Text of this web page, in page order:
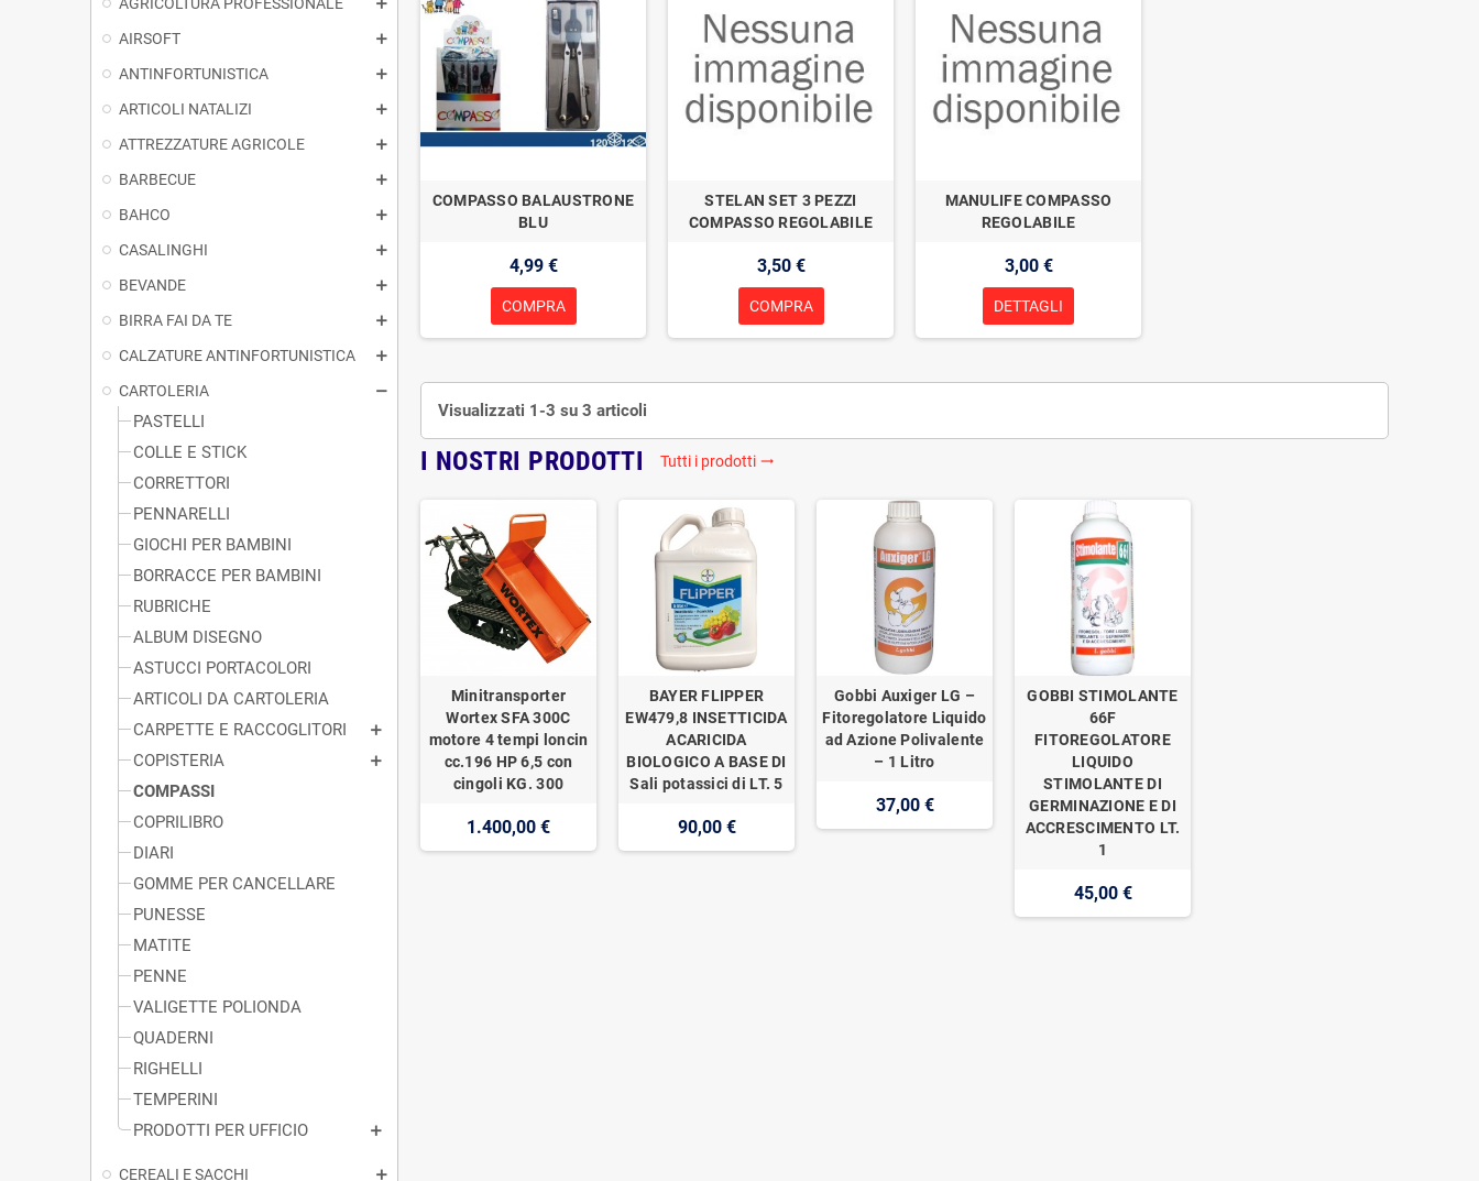
AIRSOFT
ANTINFORTUNISTICA
ARTICOLI NATALIZI
ATTREZZATURE AGRICOLE
BARBECUE
BAHCO
CASALINGHI
BEVANDE
BIRRA FAI DA TE
CALZATURE ANTINFORTUNISTICA
CARTOLERIA
PASTELLI
COLLE E STICK
CORRETTORI
PENNARELLI
GIOCHI PER BAMBINI
BORRACCE PER BAMBINI
RUBRICHE
ALBUM DISEGNO
ASTUCCI PORTACOLORI
ARTICOLI DA CARTOLERIA
CARPETTE E RACCOGLITORI
COPISTERIA
COMPASSI
COPRILIBRO
DIARI
GOMME PER CANCELLARE
PUNESSE
MATITE
PENNE
VALIGETTE POLIONDA
QUADERNI
RIGHELLI
TEMPERINI
PRODOTTI PER UFFICIO
CEREALI E SACCHI
COMPASSO BALAUSTRONE
BLU
4,99 €
COMPRA
STELAN SET 3 PEZZI
COMPASSO REGOLABILE
3,50 €
COMPRA
MANULIFE COMPASSO
REGOLABILE
3,00 €
DETTAGLI
Visualizzati 1-3 su 3 articoli
I NOSTRI PRODOTTI Tutti i prodotti trending_flat
Minitransporter
Wortex SFA 300C
motore 4 tempi loncin
cc.196 HP 6,5 con
cingoli KG. 300
1.400,00 €
BAYER FLIPPER
EW479,8 INSETTICIDA
ACARICIDA
BIOLOGICO A BASE DI
Sali potassici di LT. 5
90,00 €
Gobbi Auxiger LG –
Fitoregolatore Liquido
ad Azione Polivalente
– 1 Litro
37,00 €
GOBBI STIMOLANTE
66F
FITOREGOLATORE
LIQUIDO
STIMOLANTE DI
GERMINAZIONE E DI
ACCRESCIMENTO LT.
1
45,00 €